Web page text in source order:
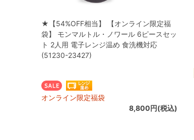
★【54%OFF相当】 【オンライン限定福
袋】 モンマルトル・ノワール 6ピースセッ
ト 2人用 電子レンジ温め 食洗機対応
(51230-23427)
オンライン限定福袋
8,800円(税込)